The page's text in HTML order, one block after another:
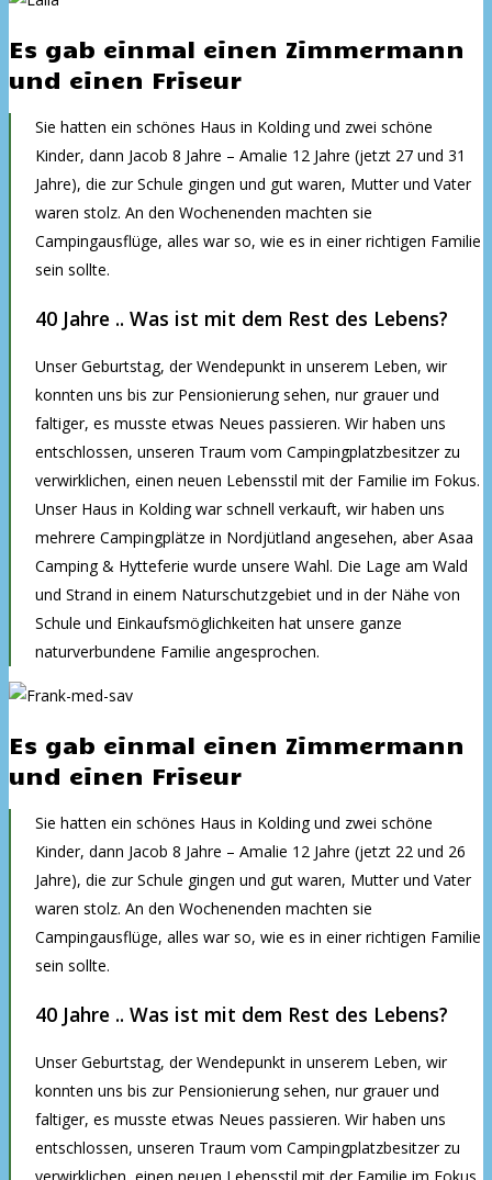
Es gab einmal einen Zimmermann
und einen Friseur
Sie hatten ein schönes Haus in Kolding und zwei schöne
Kinder, dann Jacob 8 Jahre – Amalie 12 Jahre (jetzt 27 und 31
Jahre), die zur Schule gingen und gut waren, Mutter und Vater
waren stolz. An den Wochenenden machten sie
Campingausflüge, alles war so, wie es in einer richtigen Familie
sein sollte.
40 Jahre .. Was ist mit dem Rest des Lebens?
Unser Geburtstag, der Wendepunkt in unserem Leben, wir
konnten uns bis zur Pensionierung sehen, nur grauer und
faltiger, es musste etwas Neues passieren. Wir haben uns
entschlossen, unseren Traum vom Campingplatzbesitzer zu
verwirklichen, einen neuen Lebensstil mit der Familie im Fokus.
Unser Haus in Kolding war schnell verkauft, wir haben uns
mehrere Campingplätze in Nordjütland angesehen, aber Asaa
Camping & Hytteferie wurde unsere Wahl. Die Lage am Wald
und Strand in einem Naturschutzgebiet und in der Nähe von
Schule und Einkaufsmöglichkeiten hat unsere ganze
naturverbundene Familie angesprochen.
Es gab einmal einen Zimmermann
und einen Friseur
Sie hatten ein schönes Haus in Kolding und zwei schöne
Kinder, dann Jacob 8 Jahre – Amalie 12 Jahre (jetzt 22 und 26
Jahre), die zur Schule gingen und gut waren, Mutter und Vater
waren stolz. An den Wochenenden machten sie
Campingausflüge, alles war so, wie es in einer richtigen Familie
sein sollte.
40 Jahre .. Was ist mit dem Rest des Lebens?
Unser Geburtstag, der Wendepunkt in unserem Leben, wir
konnten uns bis zur Pensionierung sehen, nur grauer und
faltiger, es musste etwas Neues passieren. Wir haben uns
entschlossen, unseren Traum vom Campingplatzbesitzer zu
verwirklichen, einen neuen Lebensstil mit der Familie im Fokus.